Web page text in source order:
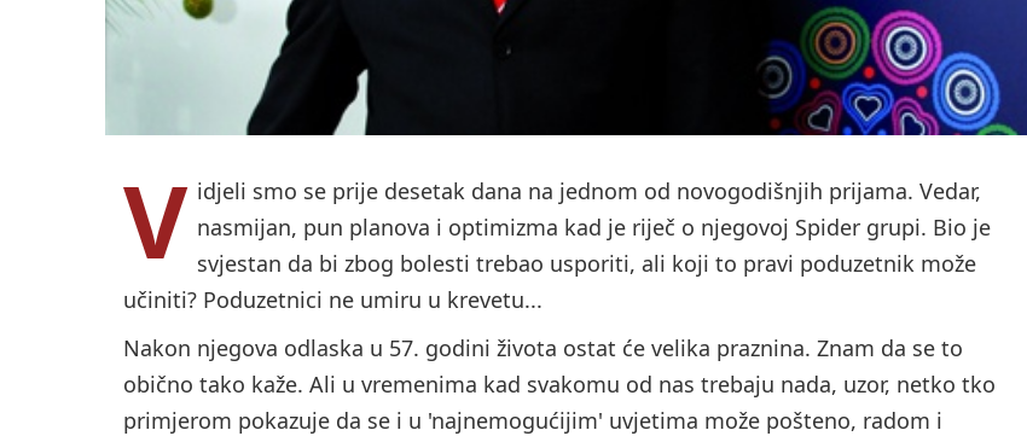
V idjeli smo se prije desetak dana na jednom od novogodišnjih prijama. Vedar,
nasmijan, pun planova i optimizma kad je riječ o njegovoj Spider grupi. Bio je
svjestan da bi zbog bolesti trebao usporiti, ali koji to pravi poduzetnik može
učiniti? Poduzetnici ne umiru u krevetu...
Nakon njegova odlaska u 57. godini života ostat će velika praznina. Znam da se to
obično tako kaže. Ali u vremenima kad svakomu od nas trebaju nada, uzor, netko tko
primjerom pokazuje da se i u 'najnemogućijim' uvjetima može pošteno, radom i